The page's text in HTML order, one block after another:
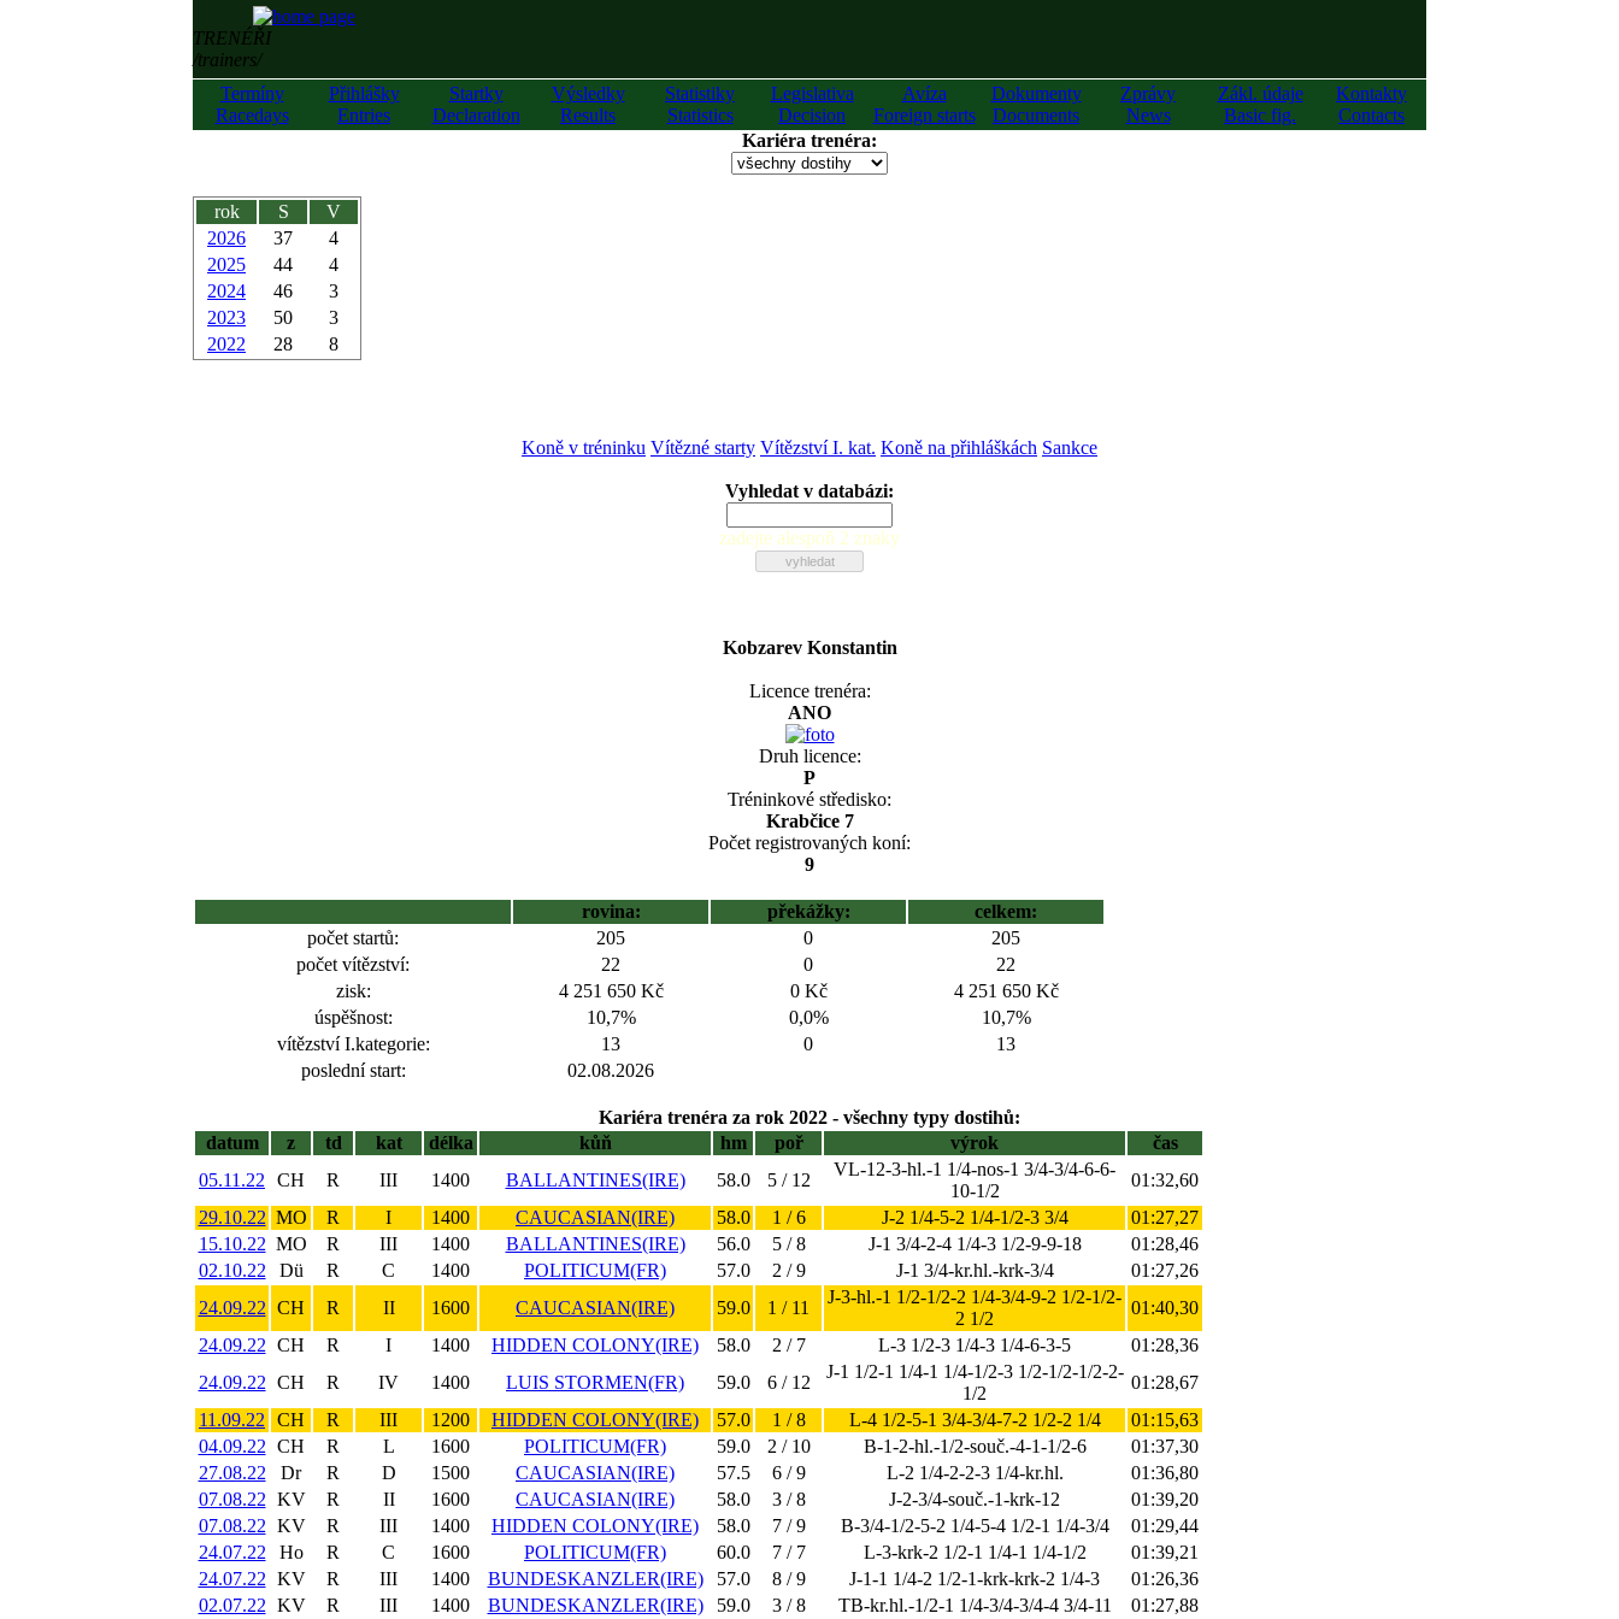
TRENÉŘI
/trainers/
Termíny
Racedays
Přihlášky
Entries
Startky
Declaration
Výsledky
Results
Statistiky
Statistics
Legislativa
Decision
Avíza
Foreign starts
Dokumenty
Documents
Zprávy
News
Zákl. údaje
Basic fig.
Kontakty
Contacts
Kariéra trenéra:
rok S
V
2026
37
4
2025
44
4
2024
46
3
2023
50
3
2022
28 8
Koně v tréninku Vítězné starty Vítězství I. kat. Koně na přihláškách Sankce
Vyhledat v databázi:
zadejte alespoň 2 znaky
Kobzarev Konstantin
Licence trenéra:
ANO
Druh licence:
P
Tréninkové středisko:
Krabčice 7
Počet registrovaných koní:
9
rovina: překážky:
celkem:
počet startů:
205 0
205
počet vítězství:
22 0
22
zisk:
4 251 650 Kč 0 Kč
4 251 650 Kč
úspěšnost:
10,7% 0,0%
10,7%
vítězství I.kategorie:
13 0
13
poslední start:
02.08.2026
Kariéra trenéra za rok 2022 - všechny typy dostihů:
datum
z td kat délka kůň hm poř výrok
čas
05.11.22
CH R III 1400 BALLANTINES(IRE) 58.0 5 / 12
VL-12-3-hl.-1 1/4-nos-1 3/4-3/4-6-6-
10-1/2
01:32,60
29.10.22 MO R I 1400 CAUCASIAN(IRE) 58.0 1 / 6 J-2 1/4-5-2 1/4-1/2-3 3/4
01:27,27
15.10.22 MO R III 1400 BALLANTINES(IRE) 56.0 5 / 8 J-1 3/4-2-4 1/4-3 1/2-9-9-18
01:28,46
02.10.22
Dü R C 1400 POLITICUM(FR) 57.0 2 / 9 J-1 3/4-kr.hl.-krk-3/4
01:27,26
24.09.22 CH R II 1600 CAUCASIAN(IRE) 59.0 1 / 11
J-3-hl.-1 1/2-1/2-2 1/4-3/4-9-2 1/2-1/2-
2 1/2
01:40,30
24.09.22 CH R I 1400 HIDDEN COLONY(IRE) 58.0 2 / 7 L-3 1/2-3 1/4-3 1/4-6-3-5
01:28,36
24.09.22 CH R IV 1400 LUIS STORMEN(FR) 59.0 6 / 12
J-1 1/2-1 1/4-1 1/4-1/2-3 1/2-1/2-1/2-2-
1/2
01:28,67
11.09.22
CH R III 1200 HIDDEN COLONY(IRE) 57.0 1 / 8 L-4 1/2-5-1 3/4-3/4-7-2 1/2-2 1/4
01:15,63
04.09.22 CH R L 1600 POLITICUM(FR) 59.0 2 / 10 B-1-2-hl.-1/2-souč.-4-1-1/2-6
01:37,30
27.08.22
Dr R D 1500 CAUCASIAN(IRE) 57.5 6 / 9 L-2 1/4-2-2-3 1/4-kr.hl.
01:36,80
07.08.22 KV R II 1600 CAUCASIAN(IRE) 58.0 3 / 8 J-2-3/4-souč.-1-krk-12
01:39,20
07.08.22 KV R III 1400 HIDDEN COLONY(IRE) 58.0 7 / 9 B-3/4-1/2-5-2 1/4-5-4 1/2-1 1/4-3/4
01:29,44
24.07.22
Ho R C 1600 POLITICUM(FR) 60.0 7 / 7 L-3-krk-2 1/2-1 1/4-1 1/4-1/2
01:39,21
24.07.22 KV R III 1400 BUNDESKANZLER(IRE) 57.0 8 / 9 J-1-1 1/4-2 1/2-1-krk-krk-2 1/4-3
01:26,36
02.07.22 KV R III 1400 BUNDESKANZLER(IRE) 59.0 3 / 8 TB-kr.hl.-1/2-1 1/4-3/4-3/4-4 3/4-11 01:27,88